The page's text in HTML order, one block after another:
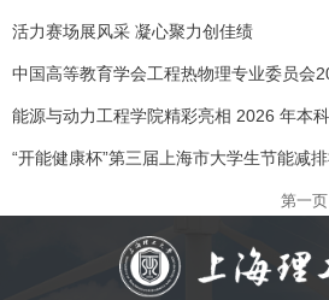
活力赛场展风采 凝心聚力创佳绩
第一页